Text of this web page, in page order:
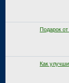
Подарок
Как